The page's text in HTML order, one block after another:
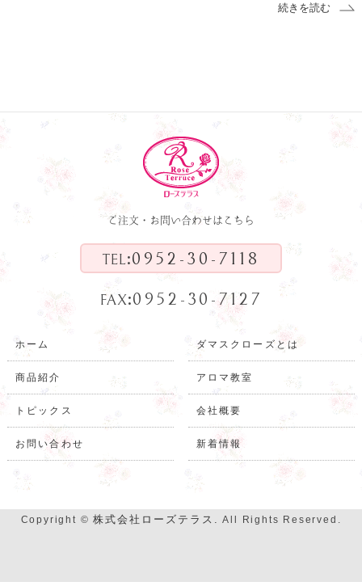
続きを読む
ご注文・お問い合わせはこちら
TEL:0952-30-7118
FAX:0952-30-7127
ホーム ダマスクローズとは
商品紹介 アロマ教室
トピックス 会社概要
お問い合わせ 新着情報
Copyright ©株式会社ローズテラス. All Rights Reserved.